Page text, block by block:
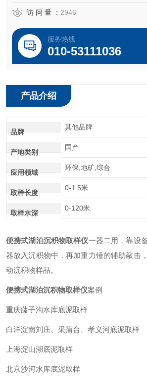
访 问 量 ： 2946
服务热线
010-53111036
产品介绍
品牌
其他品牌
产地类别
国产
应用领域
环保,地矿,综合
取样长度
0-1.5米
取样水深
0-120米
便携式湖泊沉积物取样仪一器二用，靠设
器放入沉积物中，再加重力锤的辅助敲击
动沉积物样品。
便携式湖泊沉积物取样仪案例
重庆藤子沟水库底泥取样
白洋淀南刘庄、采蒲台、孝义河底泥取样
上海淀山湖底泥取样
北京沙河水库底泥取样